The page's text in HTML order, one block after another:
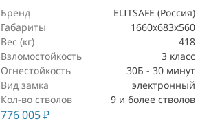
Бренд
ELITSAFE (Россия)
Габариты
1660x683x560
Вес (кг)
418
Взломостойкость
3 класс
Огнестойкость
30Б - 30 минут
Вид замка
электронный
Кол-во стволов
9 и более стволов
776 005₽